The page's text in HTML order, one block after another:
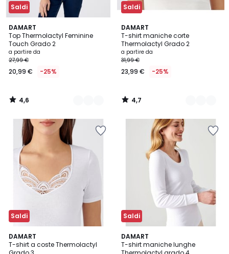
Saldi
DAMART
Top Thermolactyl Feminine
Touch Grado 2
a partire da
27,99 €
20,99 € -25%
4,6
/ 5
3
Colori
4,6
/
Saldi
DAMART
T-shirt maniche corte
Thermolactyl Grado 2
a partire da
31,99 €
23,99 € -25%
4,7
/ 5
2
Colori
4,7
/
Saldi
DAMART
T-shirt a coste Thermolactyl
4,6
/ 5
2
Colori
Saldi
DAMART
T-shirt maniche lunghe
4,8
/ 5
2
Colori